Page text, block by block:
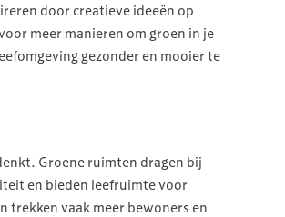
door creatieve ideeën op
meer manieren om groen in je
gezonder en mooier te
Groene ruimten dragen bij
en bieden leefruimte voor
trekken vaak meer bewoners en